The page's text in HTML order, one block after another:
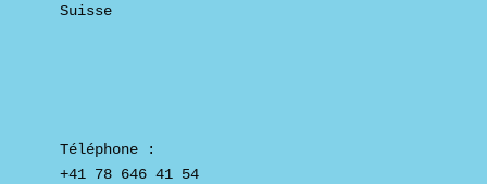
Suisse
Téléphone :
+41 78 646 41 54